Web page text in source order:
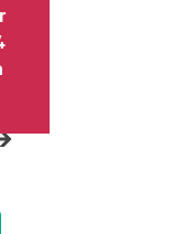
a
de la
otros
puede
tiempo
a